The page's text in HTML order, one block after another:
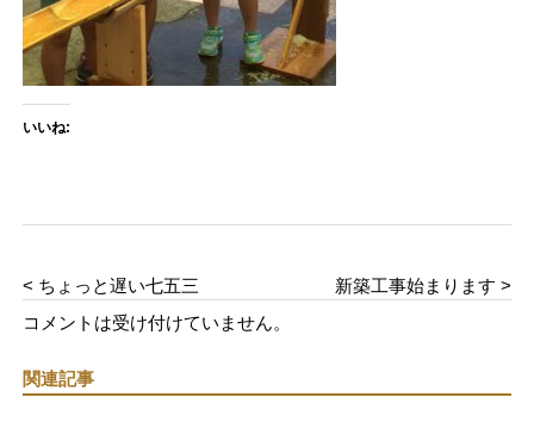
いいね:
< ちょっと遅い七五三
新築工事始まります >
コメントは受け付けていません。
関連記事